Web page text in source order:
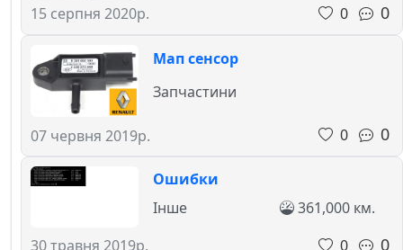
15 серпня 2020р.
0
0
Мап сенсор
07 червня 2019р.
Запчастини
0 0
Ошибки
30 травня 2019р.
Інше
361,000 км.
0
0